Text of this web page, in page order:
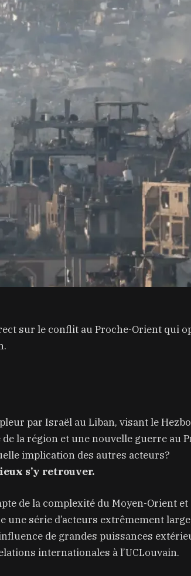
sur le conflit au Proche-Orient qui
par Israël au Liban, visant le
la région et une nouvelle guerre au
implication des autres acteurs?
s’y retrouver.
de la complexité du Moyen-Orient et
une série d’acteurs extrêmement
de grandes puissances
internationales à l’UCLouvain.